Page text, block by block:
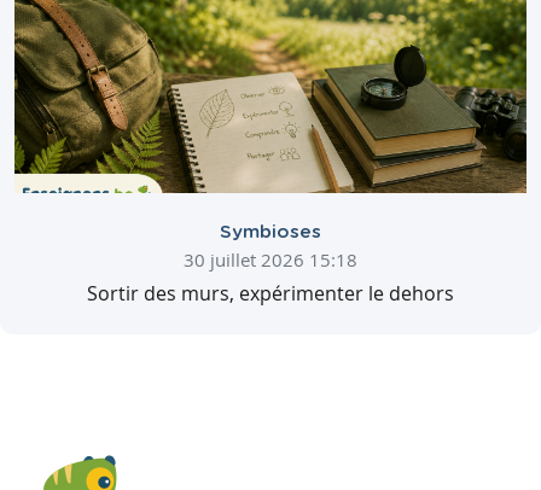
Symbioses
30 juillet 2026 15:18
Sortir des murs, expérimenter le dehors